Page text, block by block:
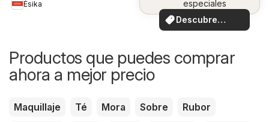
Ésika
especiales
Descubre
ofertas
Productos que puedes comprar
ahora a mejor precio
Maquillaje Té Mora Sobre
Rubor